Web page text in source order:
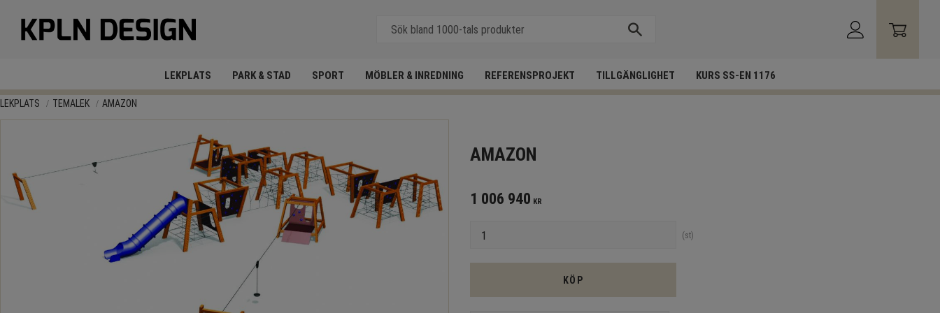
LEKPLATS PARK & STAD SPORT MÖBLER & INREDNING REFERENSPROJEKT TILLGÄNGLIGHET KURS SS-EN 1176
LEKPLATS TEMALEK AMAZON
AMAZON
1 006 940 KR
st
KÖP